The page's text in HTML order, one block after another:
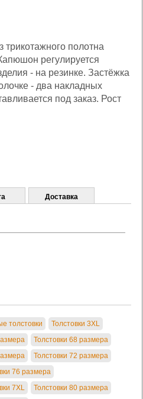
трикотажного полотна
регулируется
- на резинке. Застёжка
- два накладных
под заказ. Рост
Доставка
толстовки
Толстовки 3XL
Толстовки 68 размера
Толстовки 72 размера
76 размера
7XL
Толстовки 80 размера